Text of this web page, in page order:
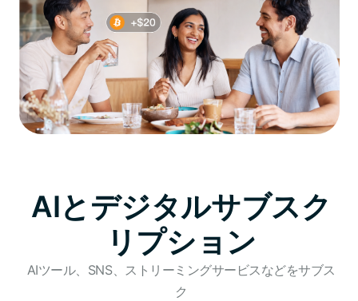
AIとデジタルサブスク
リプション
AIツール、SNS、ストリーミングサービスなどをサブス
ク